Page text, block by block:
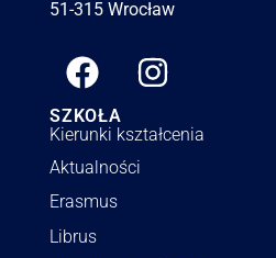
51-315 Wrocław
SZKOŁA
Kierunki kształcenia
Aktualności
Erasmus
Librus